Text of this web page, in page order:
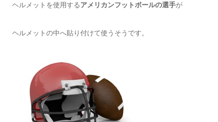
ヘルメットを使用するアメリカンフットボールの選手が
ヘルメットの中へ貼り付けて使うそうです。